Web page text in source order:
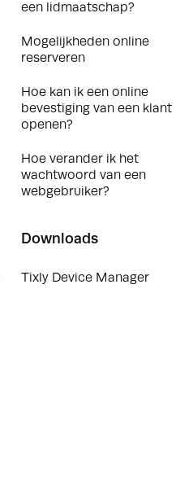
een lidmaatschap?
Mogelijkheden online
reserveren
Hoe kan ik een online
bevestiging van een klant
openen?
Hoe verander ik het
wachtwoord van een
webgebruiker?
Downloads
Tixly Device Manager